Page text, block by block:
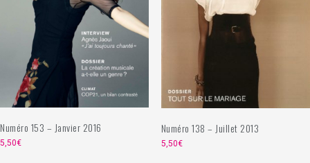
Numéro 153 – Janvier 2016
5,50€
Numéro 138 – Juillet 2013
5,50€